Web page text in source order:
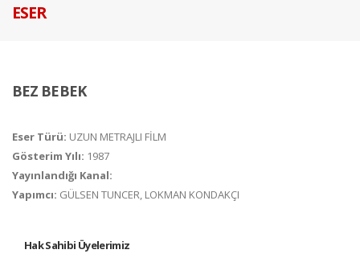
ESER
BEZ BEBEK
Eser Türü: UZUN METRAJLI FİLM
Gösterim Yılı: 1987
Yayınlandığı Kanal:
Yapımcı: GÜLSEN TUNCER, LOKMAN KONDAKÇI
Hak Sahibi Üyelerimiz